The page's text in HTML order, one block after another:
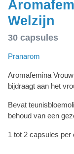
Welzijn
30 capsules
Pranarom
Aromafemina
bijdraagt aan het
Bevat
behoud van een
1 tot 2 capsules per